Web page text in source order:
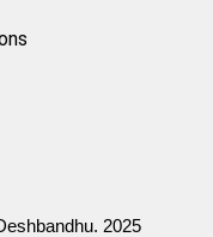
2025